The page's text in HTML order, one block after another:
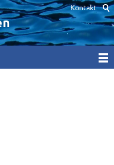
Um unsere Webseite für Sie
verbessern zu können,
weitere Nutzung der Webseite
von Cookies zu. Weitere
Kontakt